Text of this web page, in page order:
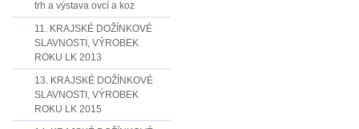
trh a výstava ovcí a koz
11. KRAJSKÉ DOŽÍNKOVÉ
SLAVNOSTI, VÝROBEK
ROKU LK 2013
13. KRAJSKÉ DOŽÍNKOVÉ
SLAVNOSTI, VÝROBEK
ROKU LK 2015